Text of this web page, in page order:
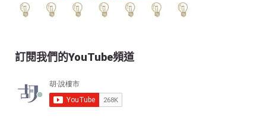
訂閱我們的YouTube頻道